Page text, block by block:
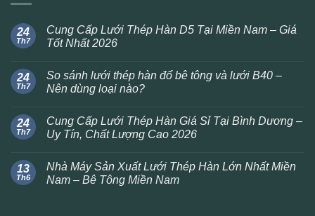
24
Th7
Cung Cấp Lưới Thép Hàn D5 Tại Miền Nam – Giá
Tốt Nhất 2026
24
Th7
So sánh lưới thép hàn đổ bê tông và lưới B40 –
Nên dùng loại nào?
24
Th7
Cung Cấp Lưới Thép Hàn Giá Sỉ Tại Bình Dương –
Uy Tín, Chất Lượng Cao 2026
13
Th6
Nhà Máy Sản Xuất Lưới Thép Hàn Lớn Nhất Miền
Nam – Bê Tông Miền Nam